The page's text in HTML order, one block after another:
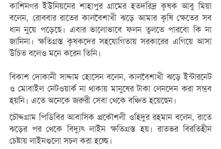
‎কাশিনগর ইউনিয়নের শাহাপুর গ্রামের হতদরিদ্র কৃষক আবু মিয়া
বলেন, রোববার রাতের কালবৈশাখী ঝড়ে আমার কৃষি ক্ষেতের সব
ধান নুয়ে পড়েছে। এবার ভালোভাবে ফলন তুলতে পারবো কি না
জানিনা। ক্ষতিগ্রস্ত কৃষকদের সহযোগিতায় সরকারের এগিয়ে আসা
উচিত বলেও মনে করেন তিনি।
‎বিকাশ দোকানী সাদ্দাম হোসেন বলেন, কালবৈশাখী ঝড়ে ইন্টারনেট
ও মোবাইল নেটওয়ার্ক না থাকায় মানুষের টাকা লেনদেন করা সম্ভব
হয়নি। এতে অনেকে জরুরী সেবা থেকে বঞ্চিত হয়েছেন।
‎চৌদ্দগ্রাম পিডিবির আবাসিক প্রকৌশলী ওহিদুর রহমান বলেন, রাতে
ঝড়ের পর থেকে বিদ্যুৎ লাইন ক্ষতিগ্রস্ত হয়। রাতভর বিরতিহীন
চেষ্টায় লাইনগুলো সচল করা হচ্ছে।